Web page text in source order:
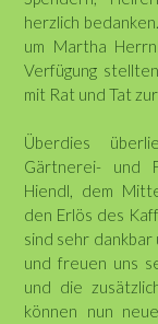
herzlich
um Martha
Verfügung
mit Rat und Tat
Überdies
Gärtnerei- und
Hiendl, dem
den Erlös des
sind sehr dankbar
und freuen uns
und die
können nun